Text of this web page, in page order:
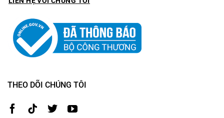
THEO DÕI CHÚNG TÔI